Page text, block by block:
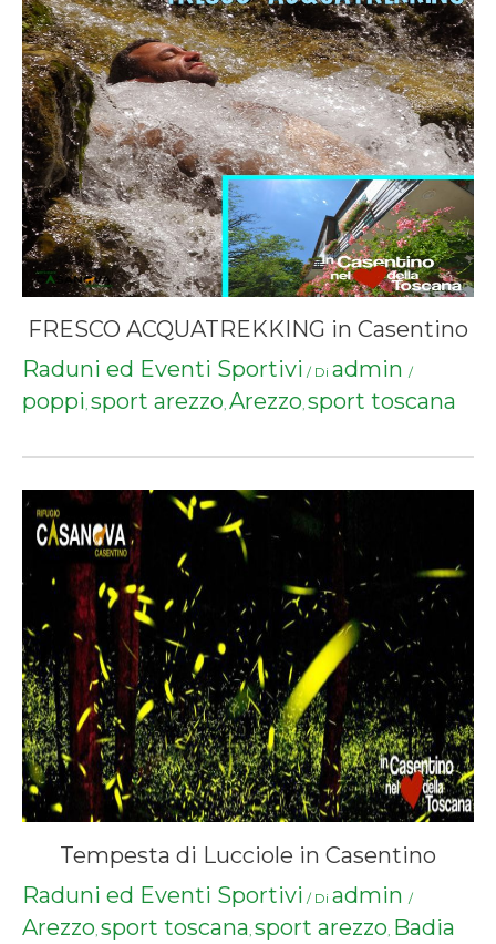
FRESCO ACQUATREKKING in Casentino
Raduni ed Eventi Sportivi / Di admin /
poppi, sport arezzo, Arezzo, sport toscana
Tempesta di Lucciole in Casentino
Raduni ed Eventi Sportivi / Di admin /
Arezzo, sport toscana, sport arezzo, Badia